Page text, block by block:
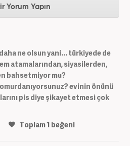
Yorum Yapın
ne olsun yani... türkiyede de
atamalarından, siyasilerden,
bahsetmiyor mu?
evinin önünü
pis diye şikayet etmesi çok
Toplam1 beğeni